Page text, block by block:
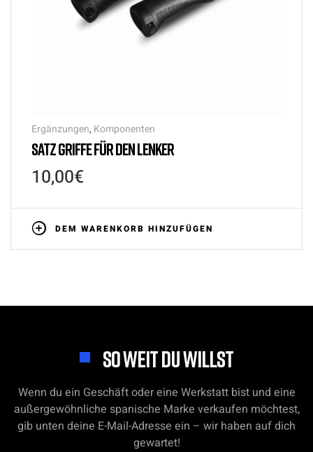
Ergänzungen, Komponenten
SATZ GRIFFE FÜR DEN LENKER
10,00€
DEM WARENKORB HINZUFÜGEN
SO WEIT DU WILLST
Wenn du ein Geschäft oder eine Werkstatt bist und eine
außergewöhnliche spanische Marke verkaufen möchtest,
gib unten deine E-Mail-Adresse ein – wir haben auf dich
gewartet!